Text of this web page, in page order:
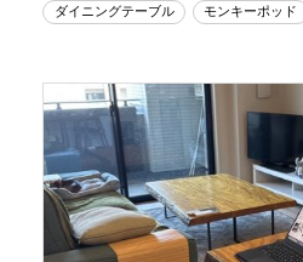
ダイニングテーブル モンキーポッド